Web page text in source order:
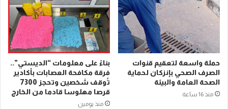
حملة واسعة لتعقيم قنوات
الصرف الصحي بإنزكان لحماية
الصحة العامة والبيئة
منذ 16 ساعة
بناءً على معلومات “الديستي”..
فرقة مكافحة العصابات بأكادير
تُوقف شخصين وتحجز 7300
قرصا مهلوسا قادما من الخارج
منذ يومين